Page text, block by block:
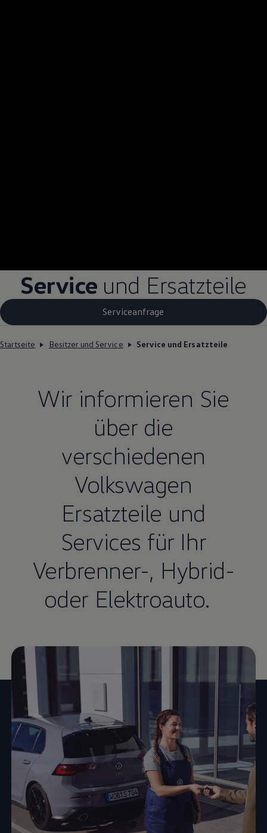
Service und Ersatzteile
Serviceanfrage
Startseite Besitzer und Service Service und Ersatzteile
Wir informieren Sie
über die
verschiedenen
Volkswagen
Ersatzteile und
Services für Ihr
Verbrenner-, Hybrid-
oder Elektroauto.